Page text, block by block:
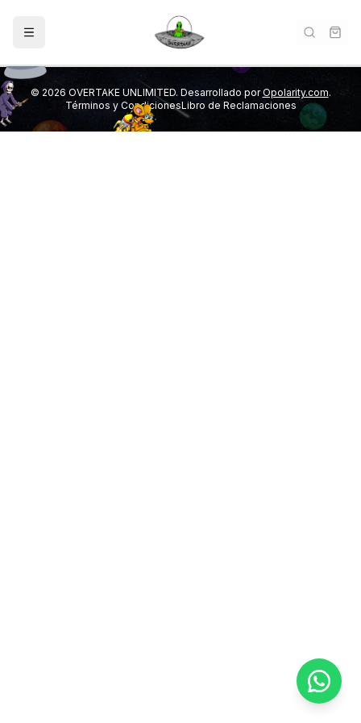
© 2026 OVERTAKE UNLIMITED. Desarrollado porOpolarity.com.
Términos y CondicionesLibro de Reclamaciones